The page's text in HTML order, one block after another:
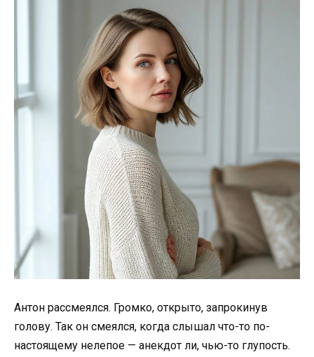
Антон рассмеялся. Громко, открыто, запрокинув
голову. Так он смеялся, когда слышал что-то по-
настоящему нелепое — анекдот ли, чью-то глупость.